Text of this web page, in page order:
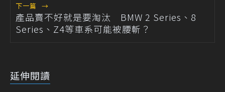
下一篇 →
產品賣不好就是要淘汰 BMW 2 Series、8
Series、Z4等車系可能被腰斬？
延伸閱讀